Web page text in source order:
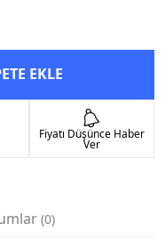
EKLE
Fiyatı Düşünce Haber
Ver
0